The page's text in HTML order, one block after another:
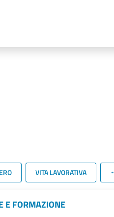
VITA LAVORATIVA
E FORMAZIONE